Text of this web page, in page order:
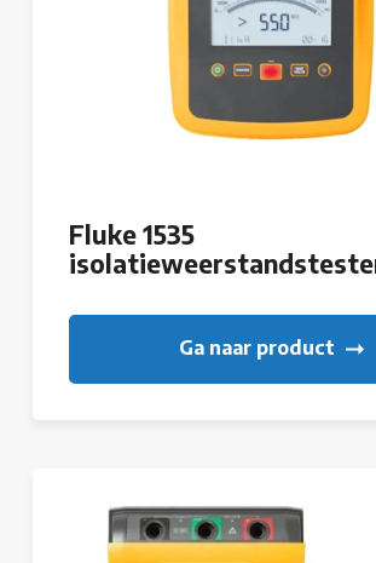
Fluke 1535
Ga naar product